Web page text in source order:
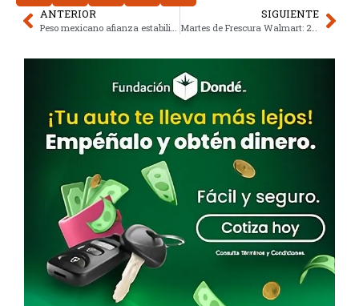
ANTERIOR
Peso mexicano afianza estabilidad ante el dólar al iniciar junio de 2026
SIGUIENTE
Martes de Frescura Walmart: 2 de junio 2026 arma tu presupuesto